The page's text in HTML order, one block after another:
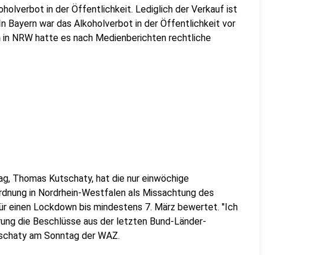
in der Öffentlichkeit. Lediglich der Verkauf ist
Bayern war das Alkoholverbot in der Öffentlichkeit vor
NRW hatte es nach Medienberichten rechtliche
Thomas Kutschaty, hat die nur einwöchige
in Nordrhein-Westfalen als Missachtung des
einen Lockdown bis mindestens 7. März bewertet. "Ich
die Beschlüsse aus der letzten Bund-Länder-
am Sonntag der WAZ.